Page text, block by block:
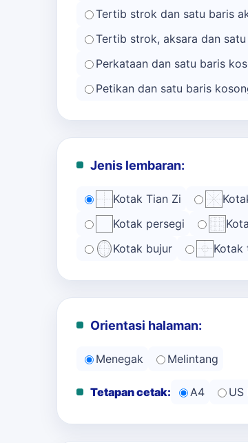
Tertib strok dan satu baris
Tertib strok, aksara dan
Perkataan dan satu baris
Petikan dan satu baris
Jenis lembaran:
Kotak Tian Zi
Kotak persegi
Kotak bujur
Kotak
Orientasi halaman:
Menegak Melintang
Tetapan cetak: A4 US